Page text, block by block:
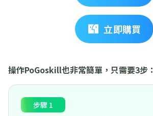
立即購買
操作PoGoskill也非常簡單，只需要3步：
步驟 1